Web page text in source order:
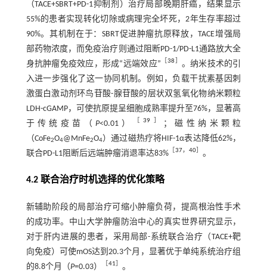
（TACE+SBRT+PD-1抑制剂）治疗局部晚期肝癌，结果显示
55%的患者实现转化切除或病理完全坏死，2年生存率超过
90%。其机制在于：SBRT促进肿瘤抗原释放，TACE增强局
部药物浓度，而免疫治疗则通过阻断PD-1/PD-L1通路放大全
身抗肿瘤免疫效应，形成“远端效应” ［38］ 。纳米技术的引
入进一步强化了这一协同机制。例如，负载干扰素基因刺
激蛋白激动剂环鸟苷酸-腺苷酸的层状双氢氧化物纳米颗粒
LDH-cGAMP，可使抗原提呈细胞成熟率提升至76%，显著高
于传统疫苗（ P<0.01） ［39 ］
；磁性纳米颗粒
（CoFe2O4@MnFe2O4）通过磁热疗将HIF-1α表达降低62%，
联合PD-L1阻断后远端肿瘤消退率达83% ［37， 40］ 。
4.2 联合治疗时机选择的优化策略
新辅助阶段的局部治疗可缩小肿瘤负荷，提高根治性手术
的成功率。中山大学肿瘤防治中心的真实世界研究显示，
对于肝内进展的患者，采用局部-系统联合治疗（TACE+靶
向免疫）可使mOS达到20.3个月，显著优于单纯系统治疗组
的8.8个月（P=0.03） ［41］ 。